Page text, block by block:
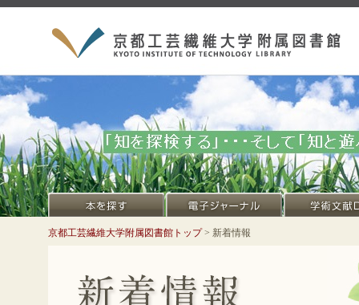
京都工芸繊維大学附属図書館トップ> 新着情報